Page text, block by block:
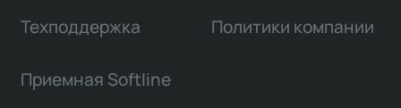
Техподдержка Политики компании
Приемная Softline